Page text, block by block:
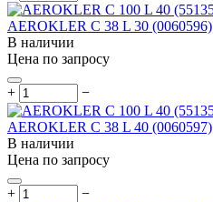
AEROKLER C 38 L 30 (0060596)
В наличии
Цена по запросу
+ −
AEROKLER C 38 L 40 (0060597)
В наличии
Цена по запросу
+ −